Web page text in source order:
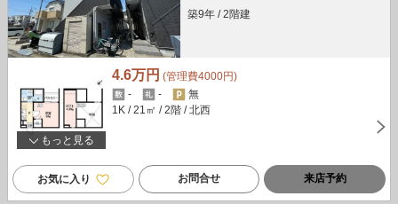
築9年 / 2階建
もっと見る
4.6万円 (管理費4000円)
-
-
無
1K / 21㎡ / 2階 / 北西
お気に入り お問合せ 来店予約